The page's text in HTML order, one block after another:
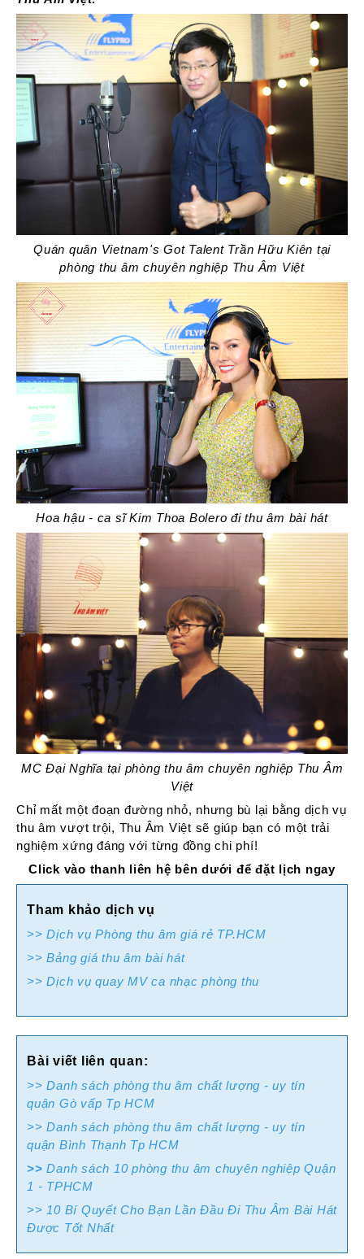
Quán quân Vietnam's Got Talent Trần Hữu Kiên tại
phòng thu âm chuyên nghiệp Thu Âm Việt
Hoa hậu - ca sĩ Kim Thoa Bolero đi thu âm bài hát
MC Đại Nghĩa tại phòng thu âm chuyên nghiệp Thu Âm
Việt
Chỉ mất một đoạn đường nhỏ, nhưng bù lại bằng dịch vụ
thu âm vượt trội, Thu Âm Việt sẽ giúp bạn có một trải
nghiệm xứng đáng với từng đồng chi phí!
Click vào thanh liên hệ bên dưới để đặt lịch ngay
Tham khảo dịch vụ
>> Dịch vụ Phòng thu âm giá rẻ TP.HCM
>> Bảng giá thu âm bài hát
>> Dịch vụ quay MV ca nhạc phòng thu
Bài viết liên quan:
>> Danh sách phòng thu âm chất lượng - uy tín
quận Gò vấp Tp HCM
>> Danh sách phòng thu âm chất lượng - uy tín
quận Bình Thạnh Tp HCM
>>Danh sách 10 phòng thu âm chuyên nghiệp Quận
1 - TPHCM
>> 10 Bí Quyết Cho Bạn Lần Đầu Đi Thu Âm Bài Hát
Được Tốt Nhất